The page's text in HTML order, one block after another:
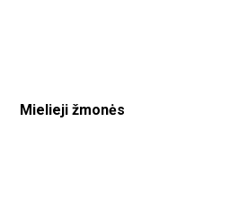
Mielieji žmonės